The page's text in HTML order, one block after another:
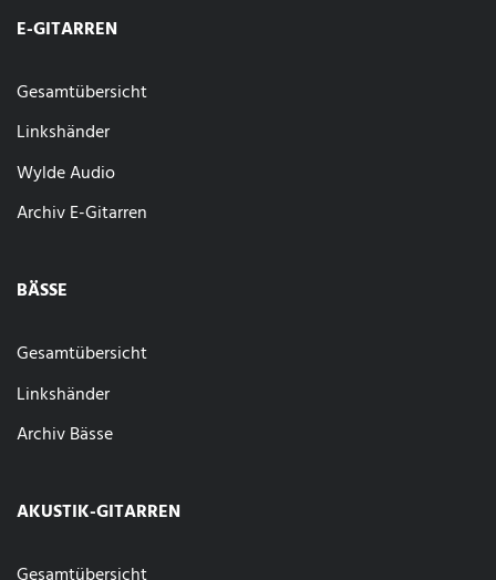
E-GITARREN
Gesamtübersicht
Linkshänder
Wylde Audio
Archiv E-Gitarren
BÄSSE
Gesamtübersicht
Linkshänder
Archiv Bässe
AKUSTIK-GITARREN
Gesamtübersicht